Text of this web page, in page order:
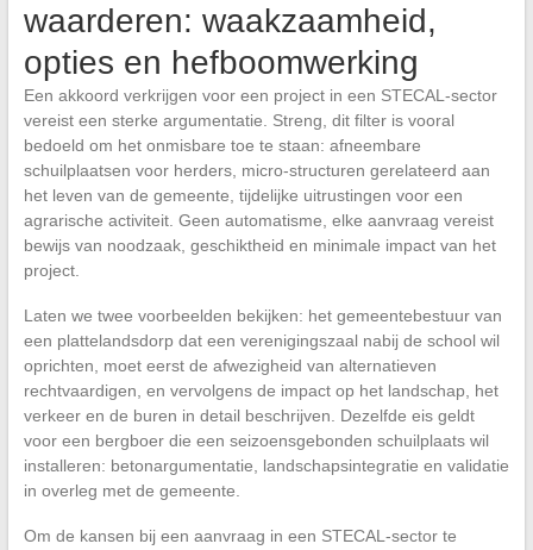
waarderen: waakzaamheid,
opties en hefboomwerking
Een akkoord verkrijgen voor een project in een STECAL-sector
vereist een sterke argumentatie. Streng, dit filter is vooral
bedoeld om het onmisbare toe te staan: afneembare
schuilplaatsen voor herders, micro-structuren gerelateerd aan
het leven van de gemeente, tijdelijke uitrustingen voor een
agrarische activiteit. Geen automatisme, elke aanvraag vereist
bewijs van noodzaak, geschiktheid en minimale impact van het
project.
Laten we twee voorbeelden bekijken: het gemeentebestuur van
een plattelandsdorp dat een verenigingszaal nabij de school wil
oprichten, moet eerst de afwezigheid van alternatieven
rechtvaardigen, en vervolgens de impact op het landschap, het
verkeer en de buren in detail beschrijven. Dezelfde eis geldt
voor een bergboer die een seizoensgebonden schuilplaats wil
installeren: betonargumentatie, landschapsintegratie en validatie
in overleg met de gemeente.
Om de kansen bij een aanvraag in een STECAL-sector te